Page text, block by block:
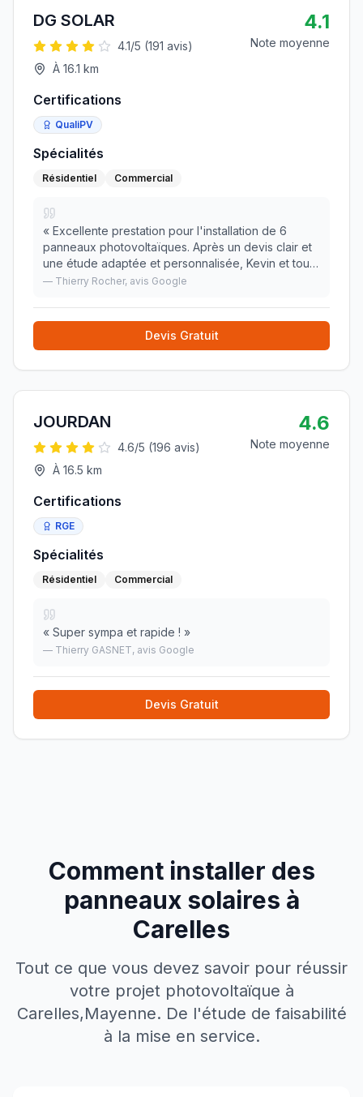
DG SOLAR
4.1/5 (191 avis)
À 16.1 km
4.1
Note moyenne
Certifications
QualiPV
Spécialités
Résidentiel Commercial
« Excellente prestation pour l'installation de 6
panneaux photovoltaïques. Après un devis clair et
une étude adaptée et personnalisée, Kevin et toute
équipe d'intervenants ont réalisé un excellent
— Thierry Rocher, avis Google
Devis Gratuit
JOURDAN
4.6/5 (196 avis)
À 16.5 km
4.6
Note moyenne
Certifications
RGE
Spécialités
Résidentiel Commercial
« Super sympa et rapide ! »
— Thierry GASNET, avis Google
Devis Gratuit
Comment installer des
panneaux solaires à
Carelles
Tout ce que vous devez savoir pour réussir
votre projet photovoltaïque à
Carelles,Mayenne. De l'étude de faisabilité
à la mise en service.